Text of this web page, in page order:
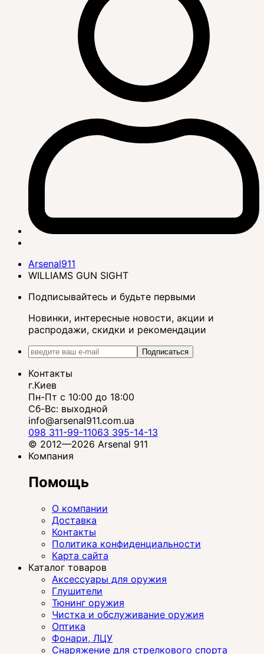
Arsenal911
WILLIAMS GUN SIGHT
Подписывайтесь и будьте первыми
Новинки, интересные новости, акции и
распродажи, скидки и рекомендации
Подписаться
Контакты
г.Киев
Пн-Пт с 10:00 до 18:00
Сб-Вс: выходной
info@arsenal911.com.ua
098 311-99-11063 395-14-13
© 2012—2026 Arsenal 911
Компания
Помощь
О компании
Доставка
Контакты
Политика конфиденциальности
Карта сайта
Каталог товаров
Аксессуары для оружия
Глушители
Тюнинг оружия
Чистка и обслуживание оружия
Оптика
Фонари, ЛЦУ
Снаряжение для стрелкового спорта